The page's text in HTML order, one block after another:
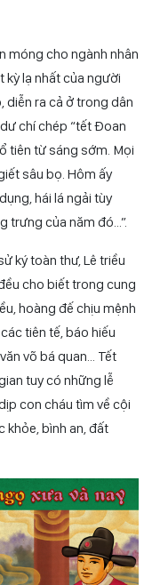
móng cho ngành nhân
kỳ lạ nhất của người
diễn ra cả ở trong dân
chíchép “tết Đoan
tiên từ sáng sớm. Mọi
sâu bọ. Hôm ấy
hái lá ngải tùy
trưng của năm đó…”.
ký toàn thư,Lê triều
cho biết trong cung
hoàng đế chịu mệnh
tiên tế, báo hiếu
võ bá quan… Tết
tuy có những lễ
con cháu tìm về cội
khỏe, bình an, đất